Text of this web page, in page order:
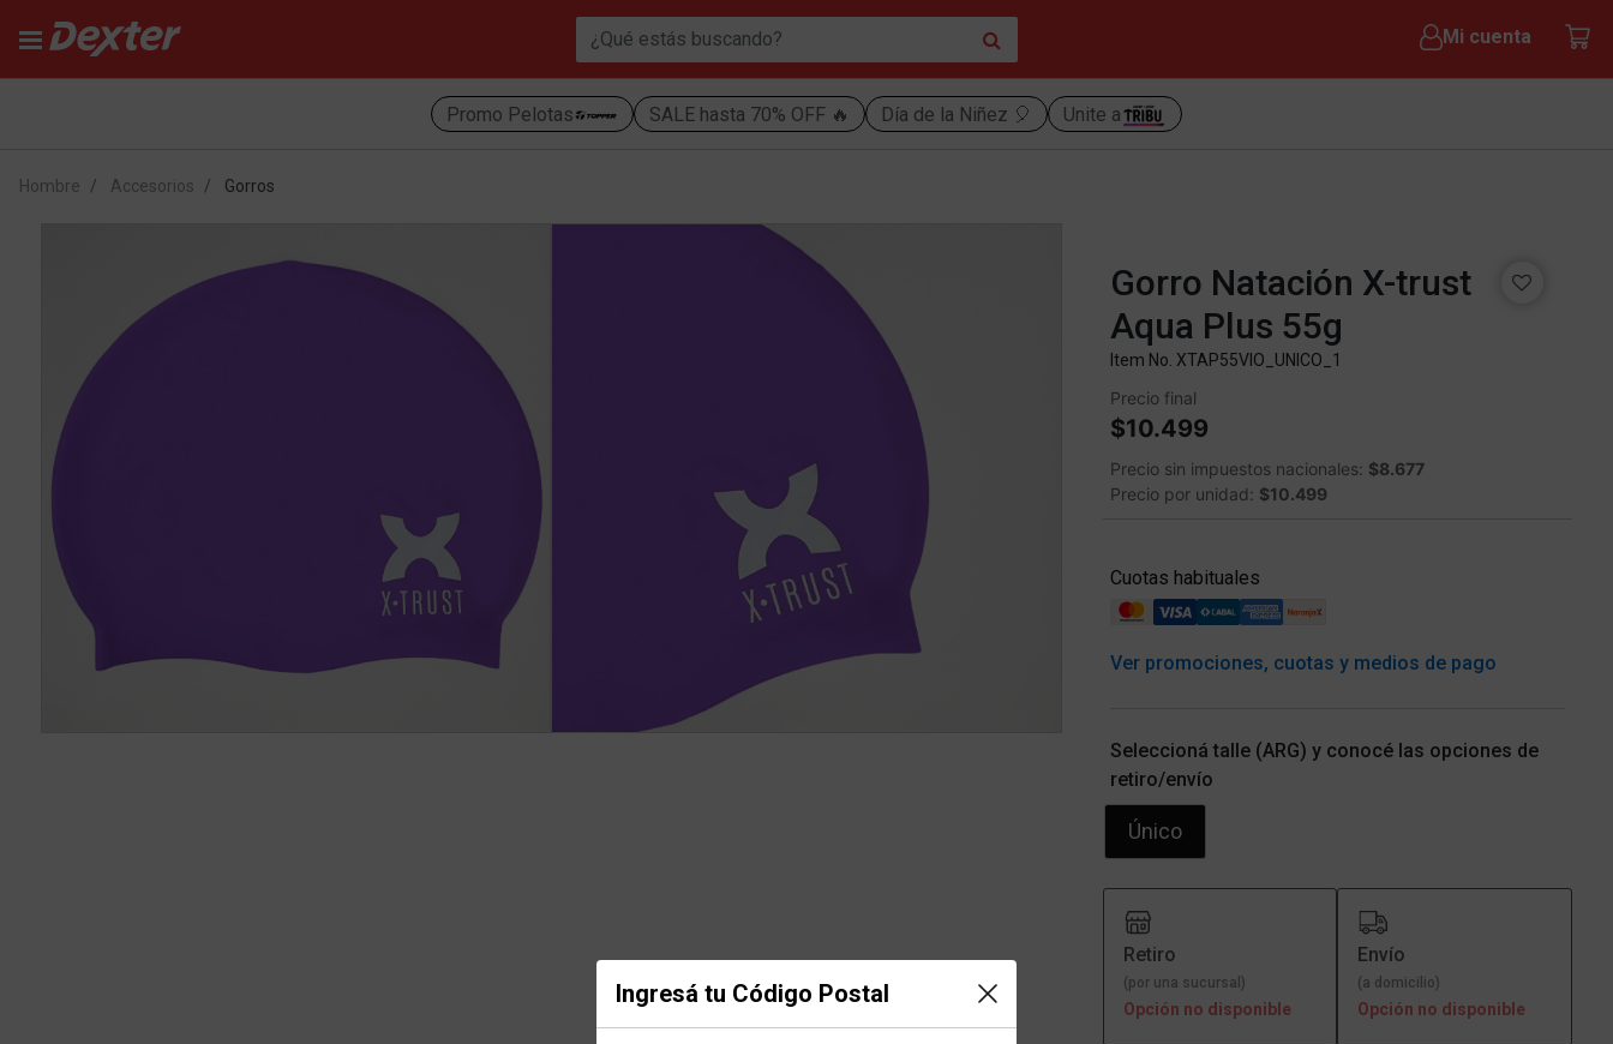
Mi cuenta
Promo Pelotas SALE hasta 70% OFF 🔥 Día de la Niñez 🎈 Unite a
Ingresá tu Código Postal
Hombre Accesorios Gorros
Gorro Natación X-trust
Aqua Plus 55g
Item No. XTAP55VIO_UNICO_1
Precio final
$10.499
Precio sin impuestos nacionales: $8.677
Precio por unidad: $10.499
Cuotas habituales
Ver promociones, cuotas y medios de pago
Seleccioná talle (ARG) y conocé las opciones de
retiro/envío
Único
Retiro
(por una sucursal)
Opción no disponible
Envío
(a domicilio)
Opción no disponible